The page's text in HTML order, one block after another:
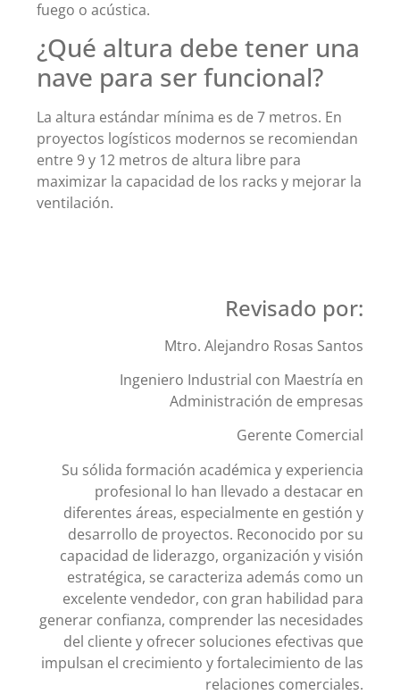
fuego o acústica.
¿Qué altura debe tener una
nave para ser funcional?
La altura estándar mínima es de 7 metros. En
proyectos logísticos modernos se recomiendan
entre 9 y 12 metros de altura libre para
maximizar la capacidad de los racks y mejorar la
ventilación.
Revisado por:
Mtro. Alejandro Rosas Santos
Ingeniero Industrial con Maestría en
Administración de empresas
Gerente Comercial
Su sólida formación académica y experiencia
profesional lo han llevado a destacar en
diferentes áreas, especialmente en gestión y
desarrollo de proyectos. Reconocido por su
capacidad de liderazgo, organización y visión
estratégica, se caracteriza además como un
excelente vendedor, con gran habilidad para
generar confianza, comprender las necesidades
del cliente y ofrecer soluciones efectivas que
impulsan el crecimiento y fortalecimiento de las
relaciones comerciales.